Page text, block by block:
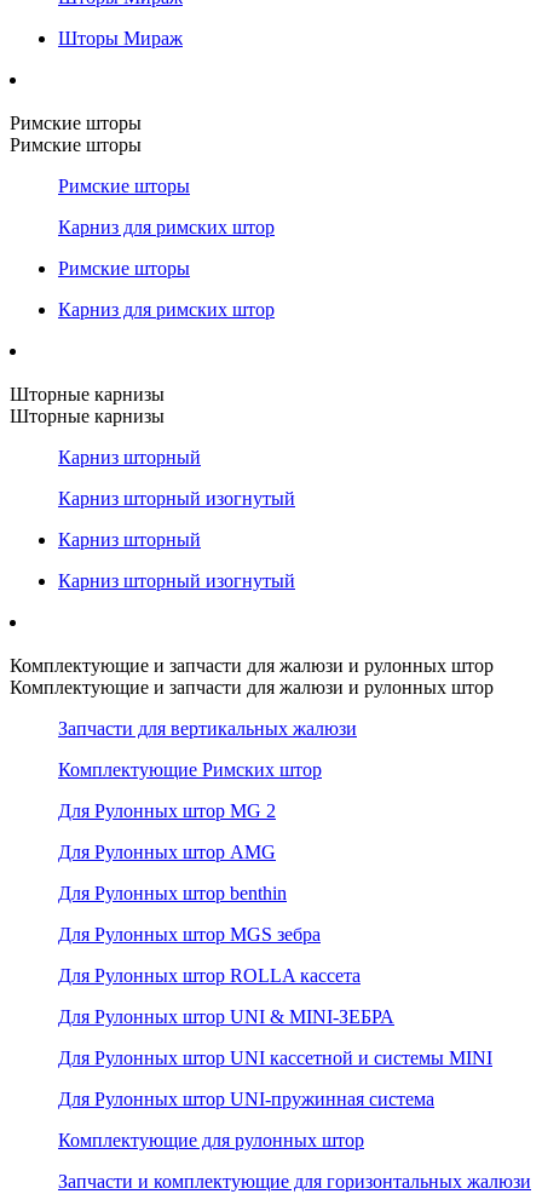
Шторы Мираж
Римские шторы
Римские шторы
Римские шторы
Карниз для римских штор
Римские шторы
Карниз для римских штор
Шторные карнизы
Шторные карнизы
Карниз шторный
Карниз шторный изогнутый
Карниз шторный
Карниз шторный изогнутый
Комплектующие и запчасти для жалюзи и рулонных штор
Комплектующие и запчасти для жалюзи и рулонных штор
Запчасти для вертикальных жалюзи
Комплектующие Римских штор
Для Рулонных штор MG 2
Для Рулонных штор AMG
Для Рулонных штор benthin
Для Рулонных штор MGS зебра
Для Рулонных штор ROLLA кассета
Для Рулонных штор UNI & MINI-ЗЕБРА
Для Рулонных штор UNI кассетной и системы MINI
Для Рулонных штор UNI-пружинная система
Комплектующие для рулонных штор
Запчасти и комплектующие для горизонтальных жалюзи